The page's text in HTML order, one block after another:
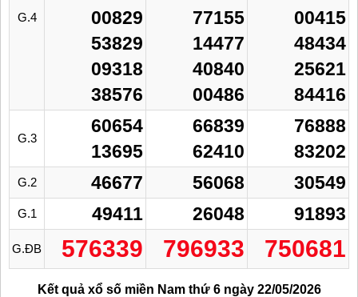
G.4
00829
53829
09318
38576
77155
14477
40840
00486
00415
48434
25621
84416
G.3
60654
13695
66839
62410
76888
83202
G.2 46677 56068 30549
G.1 49411 26048 91893
G.ĐB 576339 796933 750681
Kết quả xổ số miền Nam thứ 6 ngày 22/05/2026